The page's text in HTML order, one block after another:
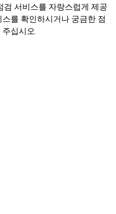
검 서비스를 자랑스럽게 제공
를 확인하시거나 궁금한 점
십시오.